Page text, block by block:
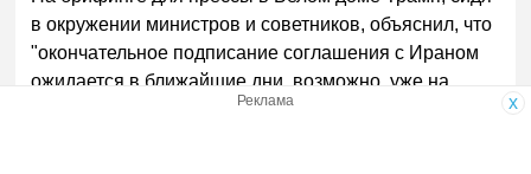
в окружении министров и советников, объяснил, что
"окончательное подписание соглашения с Ираном
ожидается в ближайшие дни, возможно, уже на
x
Реклама